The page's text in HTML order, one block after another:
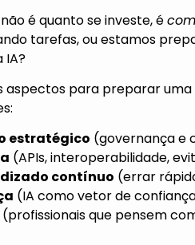
é quanto se investe, é
tarefas, ou estamos
IA?
aspectos para preparar
estratégico (governança e
(APIs, interoperabilidade,
contínuo (errar
(IA como vetor de
(profissionais que pensem